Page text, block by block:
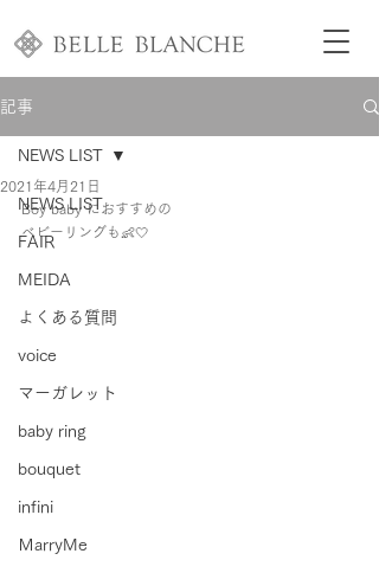
記事
NEWS LIST
FAIR
MEIDA
よくある質問
voice
マーガレット
baby ring
bouquet
infini
ＭarryMe
NEWS LIST
2021年4月21日
Boy baby におすすめの
ベビーリングも👶🤍